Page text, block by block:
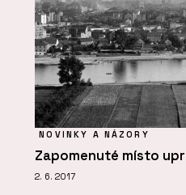
NOVINKY A NÁZORY
Zapomenuté místo
2. 6. 2017